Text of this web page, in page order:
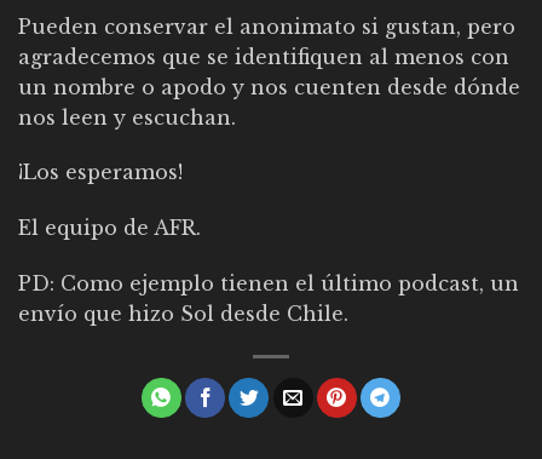
Pueden conservar el anonimato si gustan, pero
agradecemos que se identifiquen al menos con
un nombre o apodo y nos cuenten desde dónde
nos leen y escuchan.
¡Los esperamos!
El equipo de AFR.
PD: Como ejemplo tienen el último podcast, un
envío que hizo Sol desde Chile.